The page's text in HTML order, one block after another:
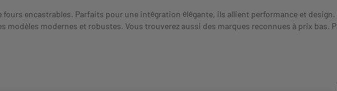
encastrables. Parfaits pour une intégration élégante, ils allient performance et
modernes et robustes. Vous trouverez aussi des marques reconnues à prix bas.